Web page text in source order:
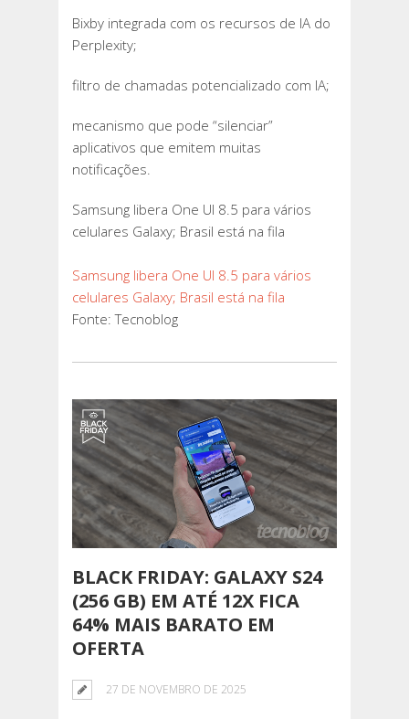
Bixby integrada com os recursos de IA do
Perplexity;
filtro de chamadas potencializado com IA;
mecanismo que pode “silenciar”
aplicativos que emitem muitas
notificações.
Samsung libera One UI 8.5 para vários
celulares Galaxy; Brasil está na fila
Samsung libera One UI 8.5 para vários
celulares Galaxy; Brasil está na fila
Fonte: Tecnoblog
BLACK FRIDAY: GALAXY S24
(256 GB) EM ATÉ 12X FICA
64% MAIS BARATO EM
OFERTA
27 DE NOVEMBRO DE 2025